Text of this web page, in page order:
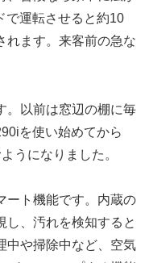
で運転させると約10
れます。来客前の急な
。以前は窓辺の棚に毎
を使い始めてから
うになりました。
ート機能です。内蔵の
し、汚れを検知すると
中や掃除中など、空気